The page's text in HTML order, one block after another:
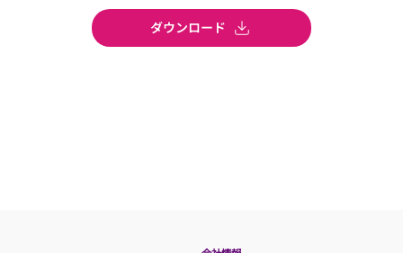
ダウンロード